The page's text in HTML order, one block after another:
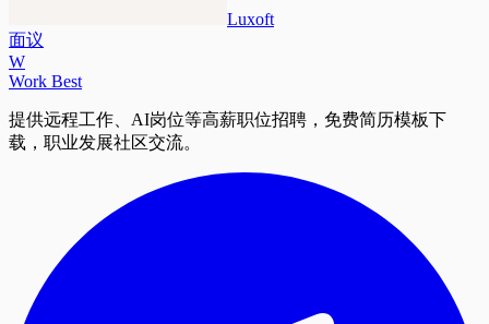
Luxoft
面议
W
Work Best
提供远程工作、AI岗位等高薪职位招聘，免费简历模板下
载，职业发展社区交流。